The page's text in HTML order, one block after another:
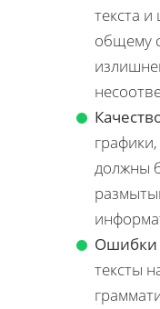
текста
общему
должны
Ошибки
тексты